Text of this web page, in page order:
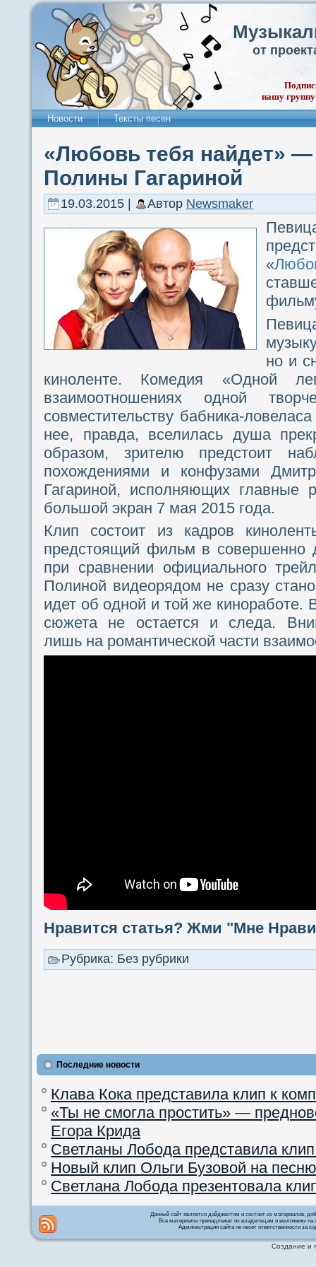
от
нашу
Новости Тексты песен
«Любовь тебя найдет»
Полины Гагариной
19.03.2015 | Автор Newsmaker
«
но и
киноленте. Комедия «Одной
взаимоотношениях одной
совместительству бабника-
нее, правда, вселилась душа
образом, зрителю предстоит
похождениями и конфузами
Гагариной, исполняющих
большой экран 7 мая 2015 года.
Клип состоит из кадров
предстоящий фильм в совершенно
при сравнении официального
Полиной видеорядом не сразу
идет об одной и той же киноработе.
сюжета не остается и следа.
лишь на романтической части
Нравится статья? Жми "Мне
Рубрика: Без рубрики
Последние новости
Клава Кока представила клип к
«Ты не смогла простить» —
Егора Крида
Светланы Лобода представила
Новый клип Ольги Бузовой на
Светлана Лобода презентовала
Данный сайт является дайджестом и состоит из материалов,
Все материалы принадлежат их владельцам и выложены на
Администрация сайта не несет ответственности за
Создание и